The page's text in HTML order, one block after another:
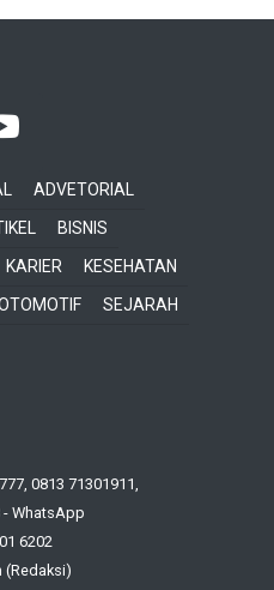
ADVETORIAL
BISNIS
KARIER
KESEHATAN
SEJARAH
0813 71301911,
- WhatsApp
6202
(Redaksi)